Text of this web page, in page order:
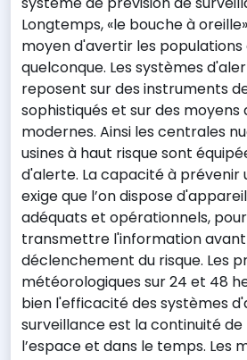
Longtemps, «le bouche à
moyen d'avertir les populations
quelconque. Les systèmes
reposent sur des instruments
sophistiqués et sur des
modernes. Ainsi les centrales
usines à haut risque sont
d'alerte. La capacité à prévenir
exige que l’on dispose
adéquats et opérationnels,
transmettre l'information
déclenchement du risque. Les
météorologiques sur 24 et 48
bien l'efficacité des systèmes
surveillance est la continuité de
l’espace et dans le temps. Les